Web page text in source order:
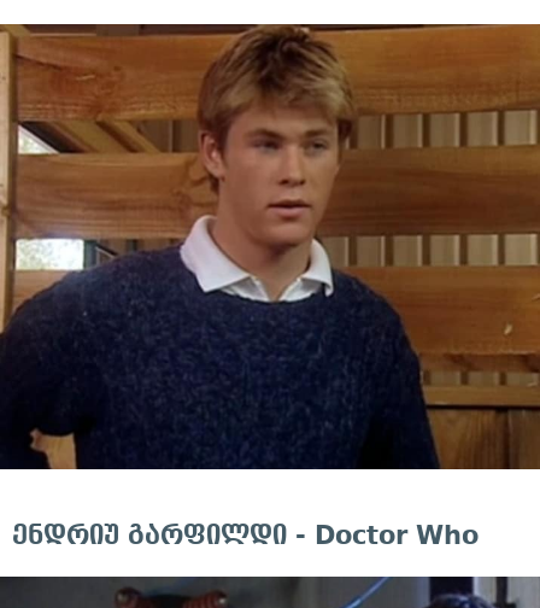
ენდრიუ გარფილდი - Doctor Who